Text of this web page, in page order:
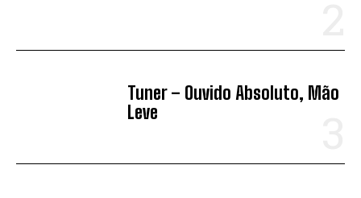
Tuner – Ouvido Absoluto, Mão
Leve